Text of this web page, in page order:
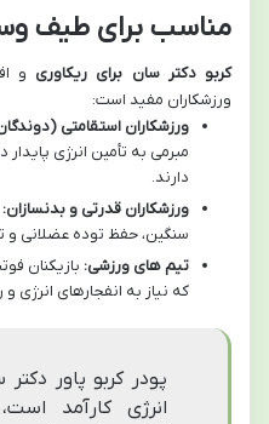
مناسب برای طیف
کربو دکتر سان برای ریکاوری و
ورزشکاران مفید است:
ورزشکاران استقامتی
مبرمی به تأمین انرژی
دارند.
ورزشکاران قدرتی و بدنسازان:
سنگین، حفظ توده عضلانی و
تیم های ورزشی: بازیکنان
که نیاز به انفجارهای انرژی
پودر کربو پاور
انرژی کارآمد